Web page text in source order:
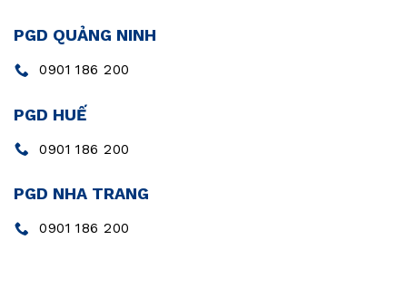
PGD QUẢNG NINH
0901 186 200
PGD HUẾ
0901 186 200
PGD NHA TRANG
0901 186 200